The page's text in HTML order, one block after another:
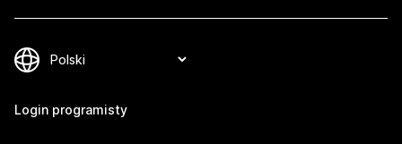
Login programisty